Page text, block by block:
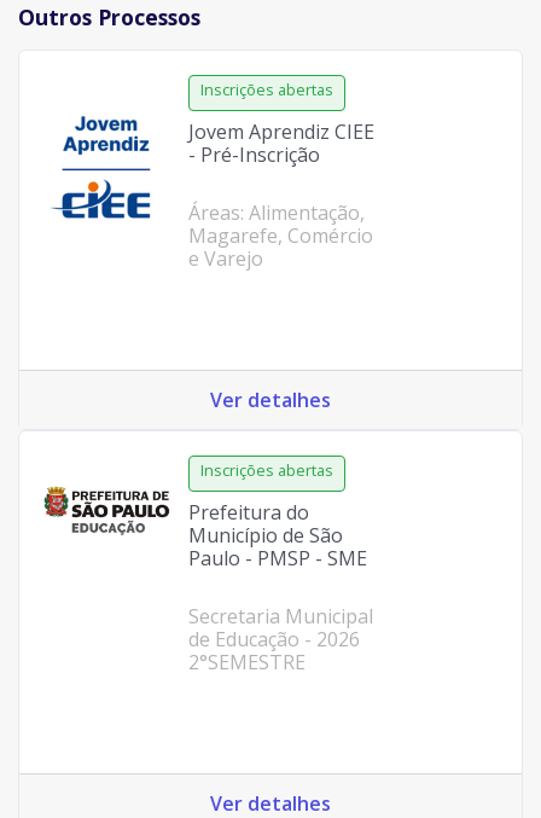
Outros Processos
Jovem Aprendiz CIEE
- Pré-Inscrição
Áreas: Alimentação,
Magarefe, Comércio
e Varejo
Ver detalhes
Prefeitura do
Município de São
Paulo - PMSP - SME
Secretaria Municipal
de Educação - 2026
2°SEMESTRE
Ver detalhes